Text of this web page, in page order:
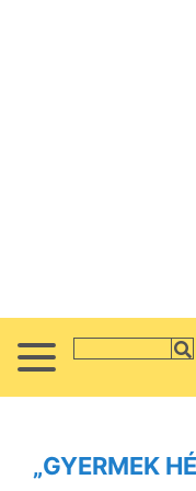
„GYERMEK